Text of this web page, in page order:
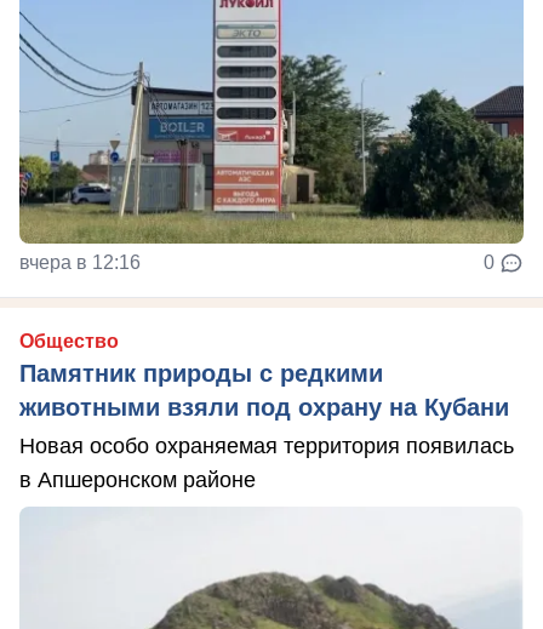
вчера в 12:16 0
Общество
Памятник природы с редкими
животными взяли под охрану на Кубани
Новая особо охраняемая территория появилась
в Апшеронском районе